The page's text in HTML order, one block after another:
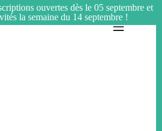
ouvertes dès le 05 septembre et
la semaine du 14 septembre !